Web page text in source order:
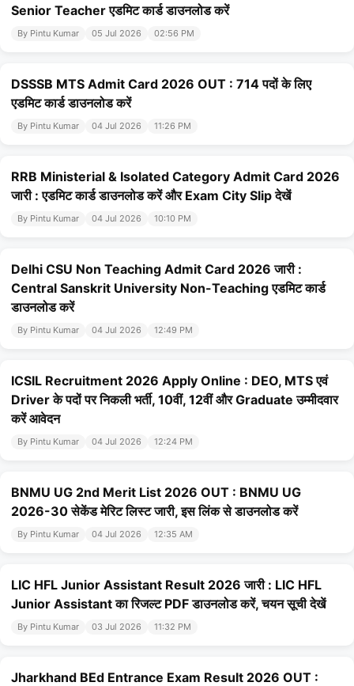
Senior Teacher एडमिट कार्ड डाउनलोड करें
By Pintu Kumar 05 Jul 2026 02:56 PM
DSSSB MTS Admit Card 2026 OUT : 714 पदों के लिए
एडमिट कार्ड डाउनलोड करें
By Pintu Kumar 04 Jul 2026 11:26 PM
RRB Ministerial & Isolated Category Admit Card 2026
जारी : एडमिट कार्ड डाउनलोड करें और Exam City Slip देखें
By Pintu Kumar 04 Jul 2026 10:10 PM
Delhi CSU Non Teaching Admit Card 2026 जारी :
Central Sanskrit University Non-Teaching एडमिट कार्ड
डाउनलोड करें
By Pintu Kumar 04 Jul 2026 12:49 PM
ICSIL Recruitment 2026 Apply Online : DEO, MTS एवं
Driver के पदों पर निकली भर्ती, 10वीं, 12वीं और Graduate उम्मीदवार
करें आवेदन
By Pintu Kumar 04 Jul 2026 12:24 PM
BNMU UG 2nd Merit List 2026 OUT : BNMU UG
2026-30 सेकेंड मेरिट लिस्ट जारी, इस लिंक से डाउनलोड करें
By Pintu Kumar 04 Jul 2026 12:35 AM
LIC HFL Junior Assistant Result 2026 जारी : LIC HFL
Junior Assistant का रिजल्ट PDF डाउनलोड करें, चयन सूची देखें
By Pintu Kumar 03 Jul 2026 11:32 PM
Jharkhand BEd Entrance Exam Result 2026 OUT :